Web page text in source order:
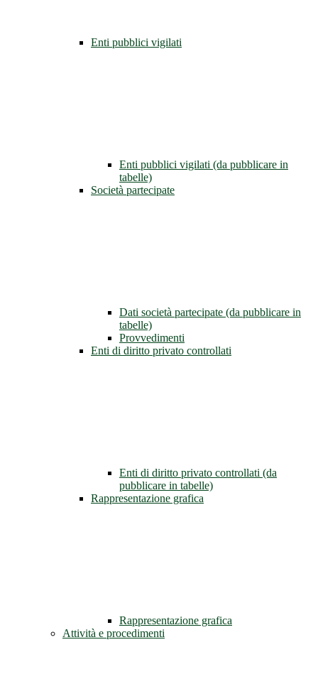
Enti pubblici vigilati
Enti pubblici vigilati (da pubblicare in
tabelle)
Società partecipate
Dati società partecipate (da pubblicare in
tabelle)
Provvedimenti
Enti di diritto privato controllati
Enti di diritto privato controllati (da
pubblicare in tabelle)
Rappresentazione grafica
Rappresentazione grafica
Attività e procedimenti